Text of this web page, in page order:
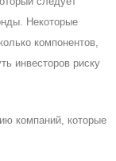
Некоторые
компонентов,
инвесторов риску
компаний, которые